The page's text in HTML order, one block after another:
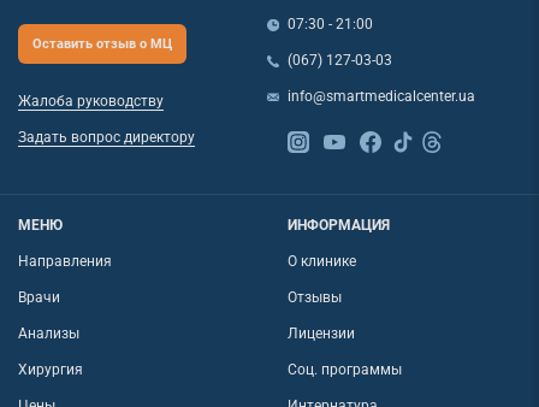
Оставить отзыв о МЦ
Жалоба руководству
Задать вопрос директору
07:30 - 21:00
(067) 127-03-03
info@smartmedicalcenter.ua
МЕНЮ
Направления
Врачи
Анализы
Хирургия
ИНФОРМАЦИЯ
О клинике
Отзывы
Лицензии
Соц. программы